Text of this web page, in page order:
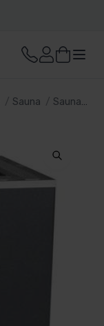
Sauna Sauna kachel